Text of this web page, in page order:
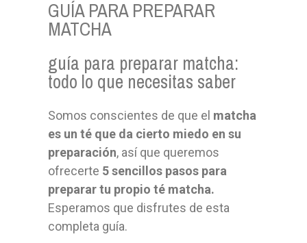
GUÍA PARA PREPARAR
MATCHA
guía para preparar matcha:
todo lo que necesitas saber
Somos conscientes de que el matcha
es un té que da cierto miedo en su
preparación, así que queremos
ofrecerte 5 sencillos pasos para
preparar tu propio té matcha.
Esperamos que disfrutes de esta
completa guía.